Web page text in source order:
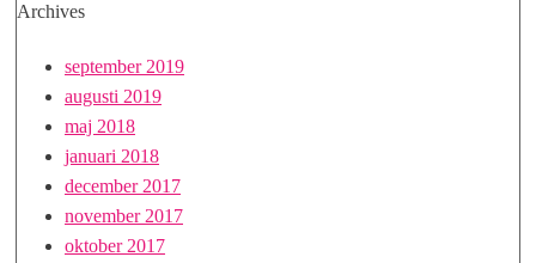
Archives
september 2019
augusti 2019
maj 2018
januari 2018
december 2017
november 2017
oktober 2017